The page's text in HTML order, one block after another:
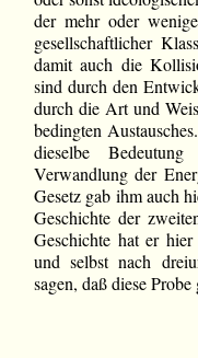
der mehr oder
gesellschaftlicher
damit auch die
sind durch den
durch die Art und
bedingten
dieselbe
Verwandlung der
Gesetz gab ihm auch
Geschichte der
Geschichte hat er
und selbst nach
sagen, daß diese